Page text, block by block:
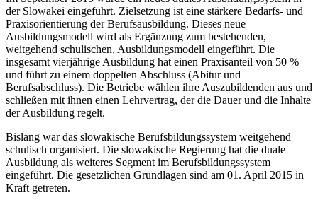
der Slowakei eingeführt. Zielsetzung ist eine stärkere Bedarfs- und
Praxisorientierung der Berufsausbildung. Dieses neue
Ausbildungsmodell wird als Ergänzung zum bestehenden,
weitgehend schulischen, Ausbildungsmodell eingeführt. Die
insgesamt vierjährige Ausbildung hat einen Praxisanteil von 50 %
und führt zu einem doppelten Abschluss (Abitur und
Berufsabschluss). Die Betriebe wählen ihre Auszubildenden aus und
schließen mit ihnen einen Lehrvertrag, der die Dauer und die Inhalte
der Ausbildung regelt.
Bislang war das slowakische Berufsbildungssystem weitgehend
schulisch organisiert. Die slowakische Regierung hat die duale
Ausbildung als weiteres Segment im Berufsbildungssystem
eingeführt. Die gesetzlichen Grundlagen sind am 01. April 2015 in
Kraft getreten.